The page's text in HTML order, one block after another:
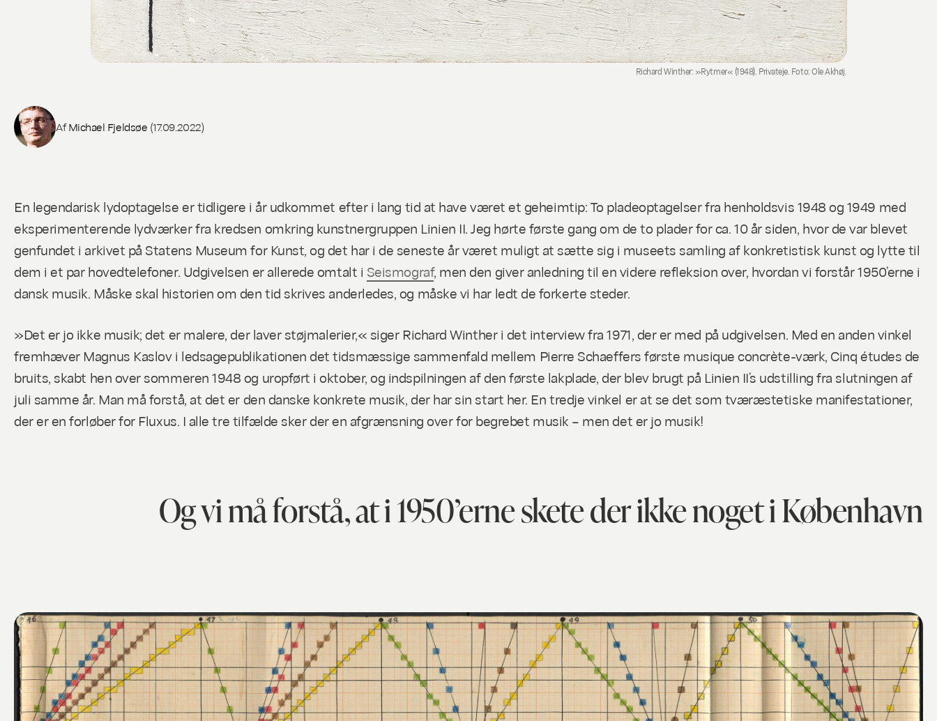
Richard Winther: »Rytmer« (1948). Privateje. Foto: Ole Akhøj.
AfMichael Fjeldsøe (17.09.2022)
En legendarisk lydoptagelse er tidligere i år udkommet efter i lang tid at have været et geheimtip: To pladeoptagelser fra henholdsvis 1948 og 1949 med
eksperimenterende lydværker fra kredsen omkring kunstnergruppen Linien II. Jeg hørte første gang om de to plader for ca. 10 år siden, hvor de var blevet
genfundet i arkivet på Statens Museum for Kunst, og det har i de seneste år været muligt at sætte sig i museets samling af konkretistisk kunst og lytte til
dem i et par hovedtelefoner. Udgivelsen er allerede omtalt i Seismograf, men den giver anledning til en videre refleksion over, hvordan vi forstår 1950’erne i
dansk musik. Måske skal historien om den tid skrives anderledes, og måske vi har ledt de forkerte steder.
»Det er jo ikke musik; det er malere, der laver støjmalerier,« siger Richard Winther i det interview fra 1971, der er med på udgivelsen. Med en anden vinkel
fremhæver Magnus Kaslov i ledsagepublikationen det tidsmæssige sammenfald mellem Pierre Schaeffers første musique concrète-værk, Cinq études de
bruits, skabt hen over sommeren 1948 og uropført i oktober, og indspilningen af den første lakplade, der blev brugt på Linien II’s udstilling fra slutningen af
juli samme år. Man må forstå, at det er den danske konkrete musik, der har sin start her. En tredje vinkel er at se det som tværæstetiske manifestationer,
der er en forløber for Fluxus. I alle tre tilfælde sker der en afgrænsning over for begrebet musik – men det er jo musik!
Og vi må forstå, at i 1950’erne skete der ikke noget i København